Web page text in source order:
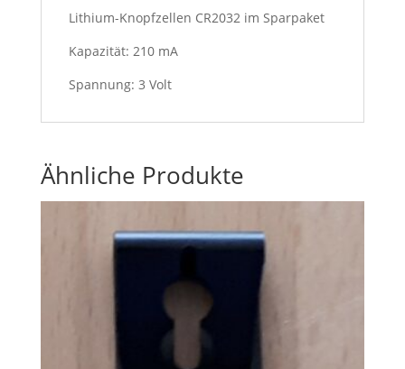
Lithium-Knopfzellen CR2032 im Sparpaket
Kapazität: 210 mA
Spannung: 3 Volt
Ähnliche Produkte